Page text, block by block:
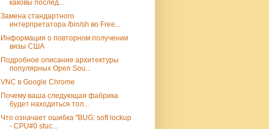
каковы послед...
Замена стандартного
интерпретатора /bin/sh во Free...
Информация о повторном получении
визы США
Подробное описание архитектуры
популярных Open Sou...
VNC в Google Chrome
Почему ваша следующая фабрика
будет находиться тол...
Что означает ошибка "BUG: soft lockup
- CPU#0 stuc...